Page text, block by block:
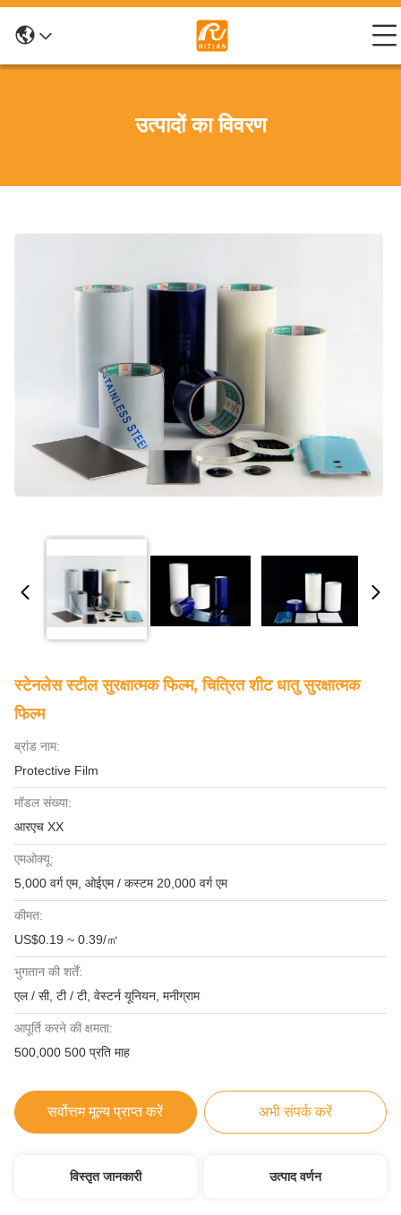
उत्पादों का विवरण
स्टेनलेस स्टील सुरक्षात्मक फिल्म, चित्रित शीट धातु सुरक्षात्मक
फिल्म
ब्रांड नाम:
Protective Film
मॉडल संख्या:
आरएच XX
एमओक्यू:
5,000 वर्ग एम, ओईएम / कस्टम 20,000 वर्ग एम
कीमत:
US$0.19 ~ 0.39/㎡
भुगतान की शर्तें:
एल / सी, टी / टी, वेस्टर्न यूनियन, मनीग्राम
आपूर्ति करने की क्षमता:
500,000 500 प्रति माह
सर्वोत्तम मूल्य प्राप्त करें अभी संपर्क करें
विस्तृत जानकारी उत्पाद वर्णन